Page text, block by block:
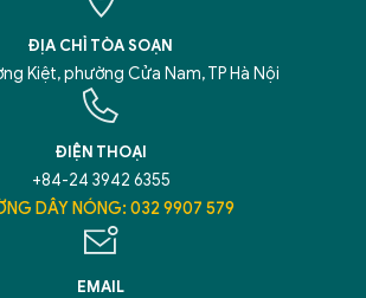
ĐỊA CHỈ TÒA SOẠN
Kiệt, phường Cửa Nam, TP Hà Nội
ĐIỆN THOẠI
+84-24 3942 6355
DÂY NÓNG: 032 9907 579
EMAIL